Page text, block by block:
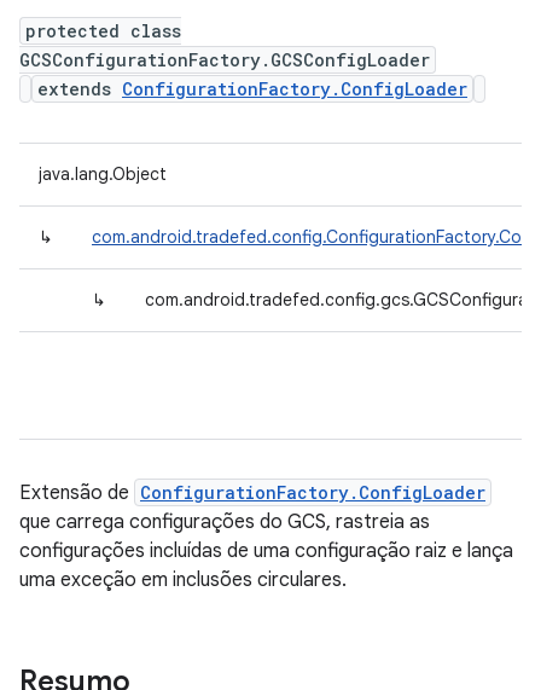
protected class
GCSConfigurationFactory.GCSConfigLoader
extends ConfigurationFactory.ConfigLoader
java.lang.Object
↳
↳
Extensão de ConfigurationFactory.ConfigLoader
que carrega configurações do GCS, rastreia as
configurações incluídas de uma configuração raiz e lança
uma exceção em inclusões circulares.
Resumo